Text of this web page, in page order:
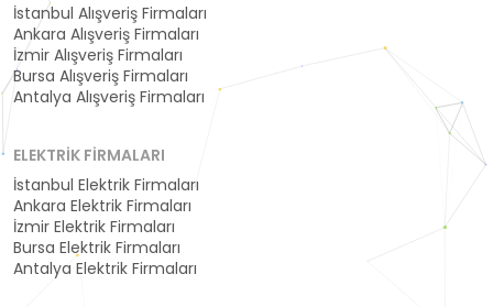
İstanbul Alışveriş Firmaları
Ankara Alışveriş Firmaları
İzmir Alışveriş Firmaları
Bursa Alışveriş Firmaları
Antalya Alışveriş Firmaları
ELEKTRIK FIRMALARI
İstanbul Elektrik Firmaları
Ankara Elektrik Firmaları
İzmir Elektrik Firmaları
Bursa Elektrik Firmaları
Antalya Elektrik Firmaları